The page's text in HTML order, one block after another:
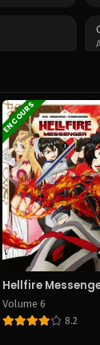
EN COURS
Hellfire
Volume 6
8.2